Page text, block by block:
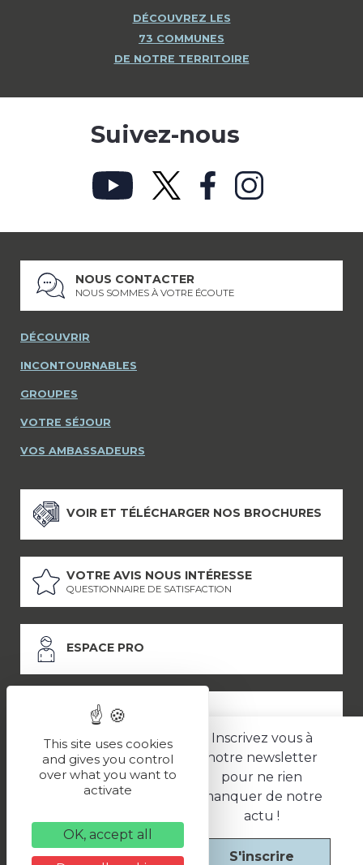
Inscrivez vous à
notre newsletter
pour ne rien
manquer de notre
actu !
S'inscrire
DÉCOUVREZ LES
73 COMMUNES
DE NOTRE TERRITOIRE
Suivez-nous
NOUS CONTACTER
NOUS SOMMES À VOTRE ÉCOUTE
DÉCOUVRIR
INCONTOURNABLES
GROUPES
VOTRE SÉJOUR
VOS AMBASSADEURS
VOIR ET TÉLÉCHARGER NOS BROCHURES
VOTRE AVIS NOUS INTÉRESSE
QUESTIONNAIRE DE SATISFACTION
ESPACE PRO
ESPACE PRESSE
LES PARTENAIRES
Politique de confidentialité
Une réalisation
This site uses cookies
and gives you control
over what you want to
activate
OK, accept all